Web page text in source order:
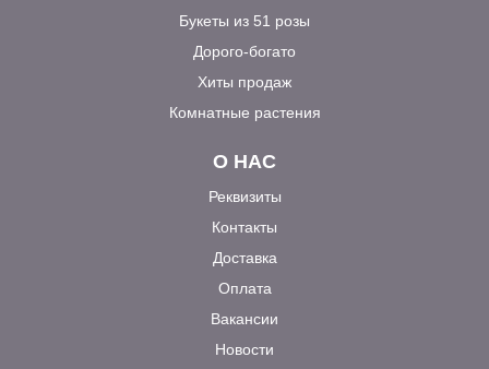
Букеты из 51 розы
Дорого-богато
Хиты продаж
Комнатные растения
О НАС
Реквизиты
Контакты
Доставка
Оплата
Вакансии
Новости